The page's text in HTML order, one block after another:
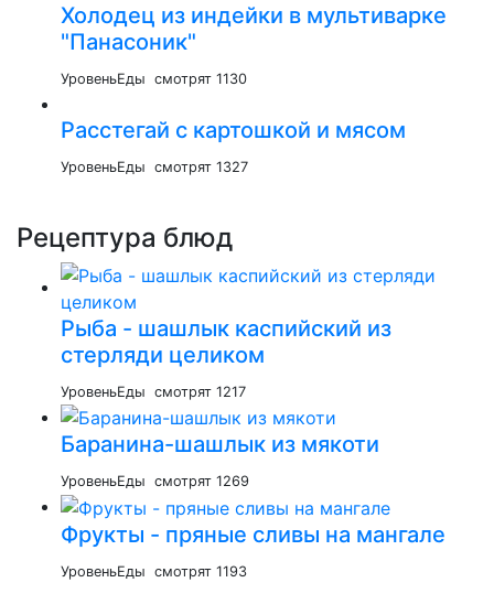
Холодец из индейки в мультиварке
"Панасоник"
УровеньЕды смотрят 1130
Расстегай с картошкой и мясом
УровеньЕды смотрят 1327
Рецептура блюд
Рыба - шашлык каспийский из
стерляди целиком
УровеньЕды смотрят 1217
Баранина-шашлык из мякоти
УровеньЕды смотрят 1269
Фрукты - пряные сливы на мангале
УровеньЕды смотрят 1193